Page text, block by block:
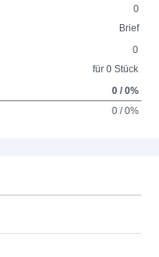
0
Brief
0
für 0 Stück
0 / 0%
0 / 0%